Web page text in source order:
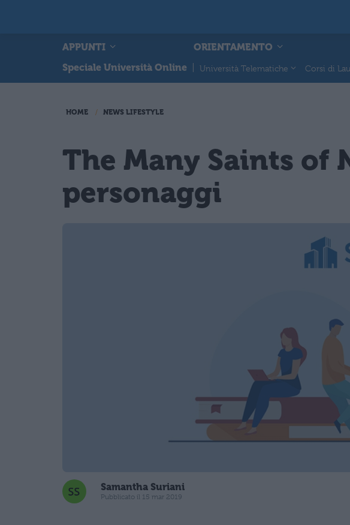
APPUNTI ORIENTAMENTO
Speciale Università Online
Università Telematiche Corsi di
HOME NEWS LIFESTYLE
The Many Saints of
personaggi
Samantha Suriani
Pubblicato il 15 mar 2019